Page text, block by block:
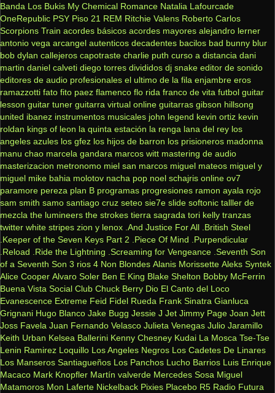
Banda Los Bukis My Chemical Romance Natalia Lafourcade
OneRepublic PSY Piso 21 REM Ritchie Valens Roberto Carlos
Scorpions Train acordes básicos acordes mayores alejandro lerner
antonio vega arcangel autenticos decadentes bacilos bad bunny blur
bob dylan callejeros capotraste charlie puth curso a distancia dani
martin daniel calveti diego torres divididos dj snake editor de sonido
editores de audio profesionales el ultimo de la fila enjambre eros
ramazzotti fato fito paez flamenco flo rida franco de vita futbol guitar
lesson guitar tuner guitarra virtual online guitarras gibson hillsong
united ibanez instrumentos musicales john legend kevin ortiz kevin
roldan kings of leon la quinta estación la renga lana del rey los
angeles azules los gfez los hijos de barron los prisioneros madonna
manu chao marcela gandara marcos witt mastering de audio
masterizacion metronomo miel san marcos miguel mateos miguel y
miguel mike bahia molotov nacha pop noel schajris online ov7
paramore pereza plan B programas progresiones ramon ayala rojo
sam smith samo santiago cruz seteo sie7e slide softonic talller de
mezcla the lumineers the strokes tierra sagrada tori kelly tranzas
twitter white stripes zion y lenox .And Justice For All .British Steel
.Keeper of the Seven Keys Part 2
.Piece Of Mind
.Purpendicular
.Reload
.Ride the Lightning .Screaming for Vengeance .Seventh Son
of a Seventh Son 3 rios 4 Non Blondes Alanis Morissette Aleks Syntek
Alice Cooper Alvaro Soler Ben E King Blake Shelton Bobby McFerrin
Buena Vista Social Club Chuck Berry Dio El Canto del Loco
Evanescence Extreme Feid Fidel Rueda Frank Sinatra Gianluca
Grignani Hugo Blanco Jake Bugg Jessie J Jet Jimmy Page Joan Jett
Joss Favela Juan Fernando Velasco Julieta Venegas Julio Jaramillo
Keith Urban Kelsea Ballerini Kenny Chesney Kudai La Mosca Tse-Tse
Lenin Ramirez Loquillo Los Angeles Negros Los Cadetes De Linares
Los Manseros Santiagueños Los Panchos Lucho Barrios Luis Enrique
Macaco Mark Knopfler Martín valverde Mercedes Sosa Miguel
Matamoros Mon Laferte Nickelback Pixies Placebo R5 Radio Futura